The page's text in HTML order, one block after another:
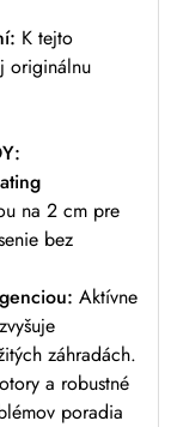
K tejto
originálnu
na 2 cm pre
bez
Aktívne
záhradách.
a robustné
poradia